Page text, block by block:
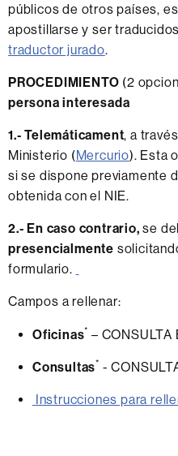
públicos de otros países,
apostillarse y ser
traductor jurado.
PROCEDIMIENTO (2
persona interesada
1.- Telemáticament, a
Ministerio (Mercurio). Esta
si se dispone previamente
obtenida con el NIE.
2.- En caso contrario,se
presencialmente
formulario.
Campos a rellenar:
Oficinas* – CONSULTA
Consultas* -
Instrucciones para